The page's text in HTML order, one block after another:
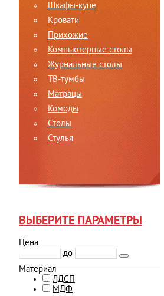
Шкафы-купе
Кровати
Прихожие
Компьютерные столы
Журнальные столы
ТВ-тумбы
Матрацы
Комоды
Столы
Стулья
ВЫБЕРИТЕ ПАРАМЕТРЫ
Цена
до
Материал
ЛДСП
МДФ